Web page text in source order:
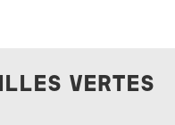
VERTES